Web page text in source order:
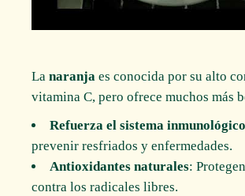
Lanaranja es conocida por su alto
vitamina C, pero ofrece muchos más
Refuerza el sistema inmunológico
prevenir resfriados y enfermedades.
Antioxidantes naturales:
contra los radicales libres.